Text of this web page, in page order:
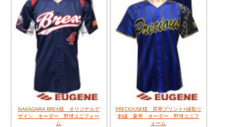
NAKAGAWA BREX様 オリジナルデ
ザイン オーダー 野球ユニフォー
ム
PRECIOUSE様 昇華プリント×縁取り
刺繍 豪華 オーダー 野球ユニフ
ォーム